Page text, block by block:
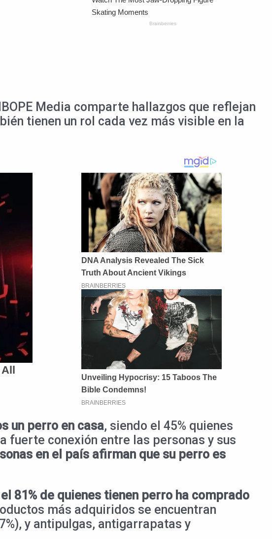
Media comparte hallazgos que reflejan
tienen un rol cada vez más visible en la
un perro en casa, siendo el 45% quienes
fuerte conexión entre las personas y sus
en el país afirman que su perro es
el 81% de quienes tienen perro ha comprado
más adquiridos se encuentran
y antipulgas, antigarrapatas y